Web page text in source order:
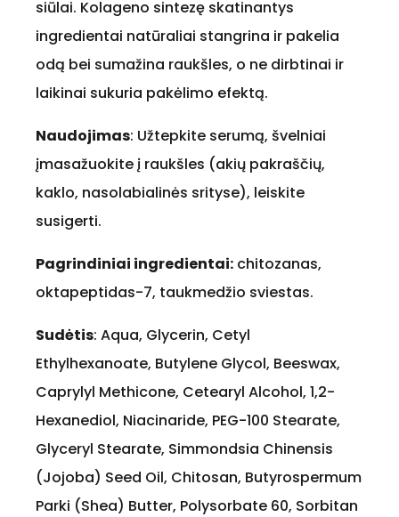
siūlai. Kolageno sintezę skatinantys
ingredientai natūraliai stangrina ir pakelia
odą bei sumažina raukšles, o ne dirbtinai ir
laikinai sukuria pakėlimo efektą.
Naudojimas: Užtepkite serumą, švelniai
įmasažuokite į raukšles (akių pakraščių,
kaklo, nasolabialinės srityse), leiskite
susigerti.
Pagrindiniai ingredientai: chitozanas,
oktapeptidas-7, taukmedžio sviestas.
Sudėtis: Aqua, Glycerin, Cetyl
Ethylhexanoate, Butylene Glycol, Beeswax,
Caprylyl Methicone, Cetearyl Alcohol, 1,2-
Hexanediol, Niacinaride, PEG-100 Stearate,
Glyceryl Stearate, Simmondsia Chinensis
(Jojoba) Seed Oil, Chitosan, Butyrospermum
Parki (Shea) Butter, Polysorbate 60, Sorbitan